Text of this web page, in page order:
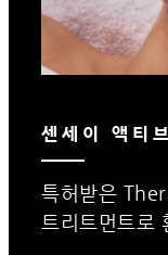
센세이 액티
특허받은
트리트먼트로